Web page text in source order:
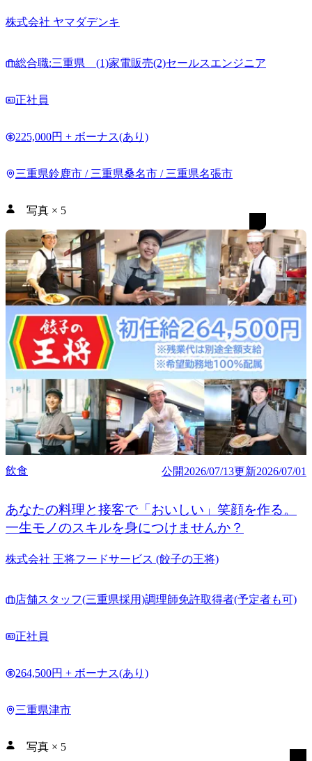
株式会社 ヤマダデンキ
総合職:三重県 (1)家電販売(2)セールスエンジニア
正社員
225,000円 + ボーナス(あり)
三重県鈴鹿市 / 三重県桑名市 / 三重県名張市
写真 × 5
飲食 公開2026/07/13更新2026/07/01
あなたの料理と接客で「おいしい」笑顔を作る。
一生モノのスキルを身につけませんか？
株式会社 王将フードサービス (餃子の王将)
店舗スタッフ(三重県採用)調理師免許取得者(予定者も可)
正社員
264,500円 + ボーナス(あり)
三重県津市
写真 × 5